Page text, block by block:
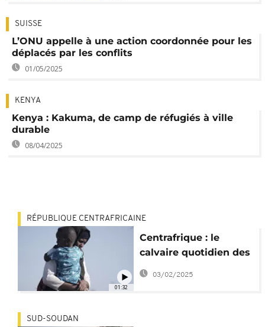
SUISSE
L’ONU appelle à une action coordonnée pour les
déplacés par les conflits
01/05/2025
KENYA
Kenya : Kakuma, de camp de réfugiés à ville
durable
08/04/2025
01:32
RÉPUBLIQUE CENTRAFRICAINE
Centrafrique : le
calvaire quotidien des
réfugiés soudanais
03/02/2025
SUD-SOUDAN